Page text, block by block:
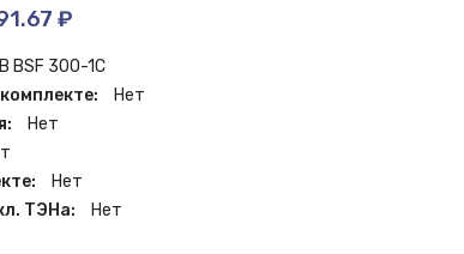
₽
BSF 300-1C
Нет
Нет
Нет
ТЭНа:
Нет